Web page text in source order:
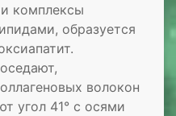
комплексы
образуется
волокон
угол 41° с осями